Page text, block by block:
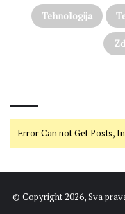
Tehnologija
Error Can not Get Posts,
© Copyright 2026, Sva